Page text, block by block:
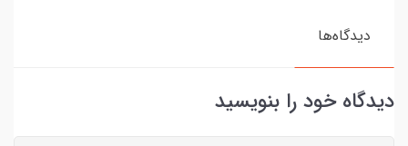
دیدگاه‌ها
دیدگاه خود را بنویسید